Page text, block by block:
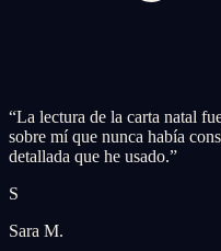
“La lectura de la carta natal
sobre mí que nunca había
detallada que he usado.”
S
Sara M.